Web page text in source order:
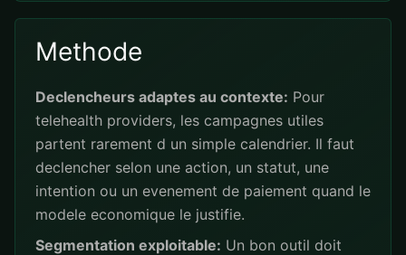
Methode
Declencheurs adaptes au contexte: Pour
telehealth providers, les campagnes utiles
partent rarement d un simple calendrier. Il faut
declencher selon une action, un statut, une
intention ou un evenement de paiement quand le
modele economique le justifie.
Segmentation exploitable: Un bon outil doit